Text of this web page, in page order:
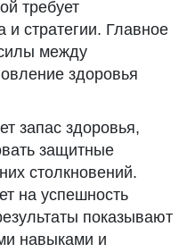
требует
стратегии. Главное
между
здоровья
запас здоровья,
защитные
столкновений.
на успешность
показывают
навыками и